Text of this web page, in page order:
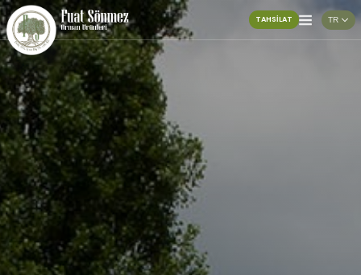
×
Fuat Sönmez
Orman Ürünleri
Anasayfa
Kurumsal
Ürünler
Üretim
Galeri
İletişim
Tahsilat
TAHSİLAT TR